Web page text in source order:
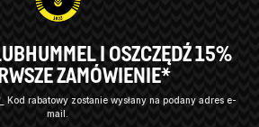
I OSZCZĘDŹ 15%
ZAMÓWIENIE*
Kod rabatowy zostanie wysłany na podany adres e-
mail.